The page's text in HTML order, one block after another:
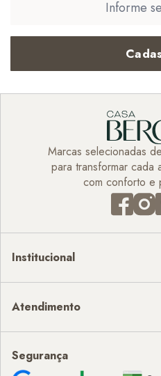
Marcas selecionadas
para transformar cada
com conforto e
Institucional
Atendimento
Segurança